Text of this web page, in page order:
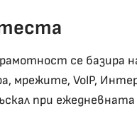
се базира
мрежите, VoIP,
при